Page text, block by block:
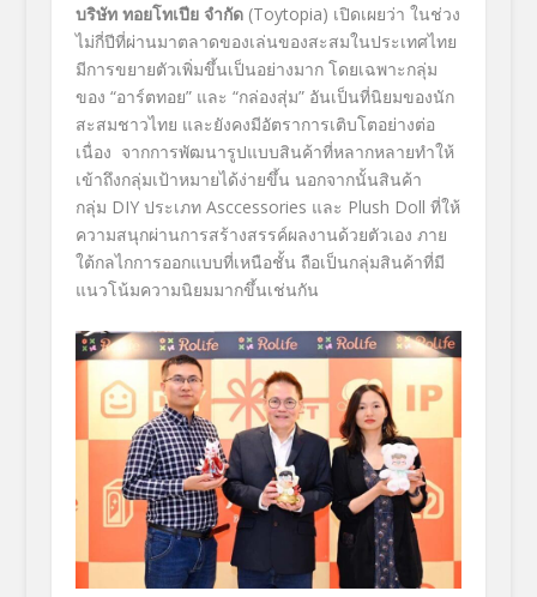
บริษัท ทอยโทเปีย จำกัด (Toytopia) เปิดเผยว่า ในช่วง
ไม่กี่ปีที่ผ่านมาตลาดของเล่นของสะสมในประเทศไทย
มีการขยายตัวเพิ่มขึ้นเป็นอย่างมาก โดยเฉพาะกลุ่ม
ของ “อาร์ตทอย” และ “กล่องสุ่ม” อันเป็นที่นิยมของนัก
สะสมชาวไทย และยังคงมีอัตราการเติบโตอย่างต่อ
เนื่อง จากการพัฒนารูปแบบสินค้าที่หลากหลายทำให้
เข้าถึงกลุ่มเป้าหมายได้ง่ายขึ้น นอกจากนั้นสินค้า
กลุ่ม DIY ประเภท Asccessories และ Plush Doll ที่ให้
ความสนุกผ่านการสร้างสรรค์ผลงานด้วยตัวเอง ภาย
ใต้กลไกการออกแบบที่เหนือชั้น ถือเป็นกลุ่มสินค้าที่มี
แนวโน้มความนิยมมากขึ้นเช่นกัน